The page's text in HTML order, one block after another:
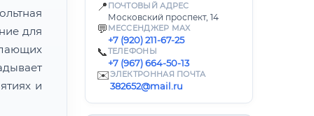
📍 ПОЧТОВЫЙ АДРЕС
Московский проспект, 14
💬 МЕССЕНДЖЕР MAX
+7 (920) 211-67-25
📞ТЕЛЕФОНЫ
+7 (967) 664-50-13
✉️ЭЛЕКТРОННАЯ ПОЧТА
382652@mail.ru
для
и